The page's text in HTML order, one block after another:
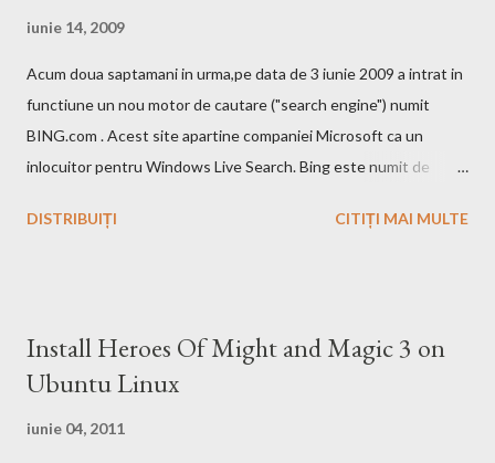
iunie 14, 2009
Acum doua saptamani in urma,pe data de 3 iunie 2009 a intrat in
functiune un nou motor de cautare ("search engine") numit
BING.com . Acest site apartine companiei Microsoft ca un
inlocuitor pentru Windows Live Search. Bing este numit de
Bing da si un mic exemplu cum poti sa castigi bani de pe urma
care face acest lucru. Ramane la decizia voastra ce motor de
cautare sa folositi!
DISTRIBUIȚI CITIȚI MAI MULTE
Install Heroes Of Might and Magic 3 on
Ubuntu Linux
iunie 04, 2011